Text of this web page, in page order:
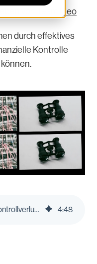
Team Pleo
durch effektives
Kontrolle
Warum Skalierung nicht Kontrollverlust bedeuten muss 4:48